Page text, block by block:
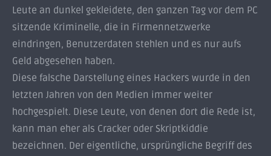
Leute an dunkel gekleidete, den ganzen Tag vor dem PC
sitzende Kriminelle, die in Firmennetzwerke
eindringen, Benutzerdaten stehlen und es nur aufs
Geld abgesehen haben.
Diese falsche Darstellung eines Hackers wurde in den
letzten Jahren von den Medien immer weiter
hochgespielt. Diese Leute, von denen dort die Rede ist,
kann man eher als Cracker oder Skriptkiddie
bezeichnen. Der eigentliche, ursprüngliche Begriff des